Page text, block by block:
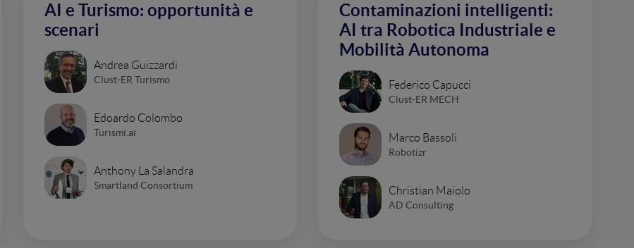
AI e Turismo: opportunità e
scenari
Andrea Guizzardi
Clust-ER Turismo
Edoardo Colombo
Turismi.ai
Anthony La Salandra
Smartland Consortium
Contaminazioni intelligenti:
AI tra Robotica Industriale e
Mobilità Autonoma
Federico Capucci
Clust-ER MECH
Marco Bassoli
Robotizr
Christian Maiolo
AD Consulting